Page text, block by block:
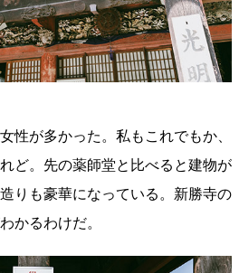
性が多かった。私もこれでもか、
ど。先の薬師堂と比べると建物が
りも豪華になっている。新勝寺の
かるわけだ。